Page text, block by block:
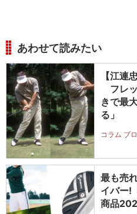
あわせて読みたい
【江連
フレ
きで最
る」
コラム プ
最も売
イバー!
商品